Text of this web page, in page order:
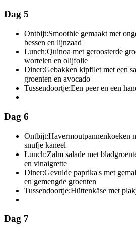
Dag 5
Ontbijt:Smoothie gemaakt met
bessen en lijnzaad
Lunch:Quinoa met geroosterde
wortelen en olijfolie
Diner:Gebakken kipfilet met een
groenten en avocado
Tussendoortje:Een peer en een
Dag 6
Ontbijt:Havermoutpannenkoeken
snufje kaneel
Lunch:Zalm salade met
en vinaigrette
Diner:Gevulde paprika's met
en gemengde groenten
Tussendoortje:Hüttenkäse met
Dag 7